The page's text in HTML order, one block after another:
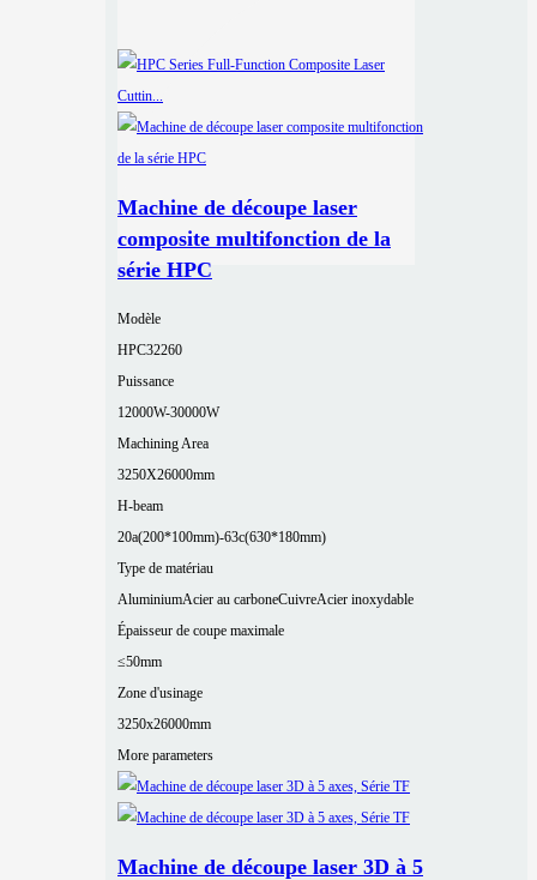
Machine de découpe laser
composite multifonction de la
série HPC
Modèle
HPC32260
Puissance
12000W-30000W
Machining Area
3250X26000mm
H-beam
20a(200*100mm)-63c(630*180mm)
Type de matériau
AluminiumAcier au carboneCuivreAcier inoxydable
Épaisseur de coupe maximale
≤50mm
Zone d'usinage
3250x26000mm
More parameters
Machine de découpe laser 3D à 5